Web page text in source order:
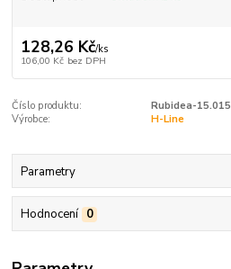
128,26 Kč/ks
106,00 Kč bez DPH
Číslo produktu:
Rubidea-15.015
Výrobce:
H-Line
Parametry
Hodnocení 0